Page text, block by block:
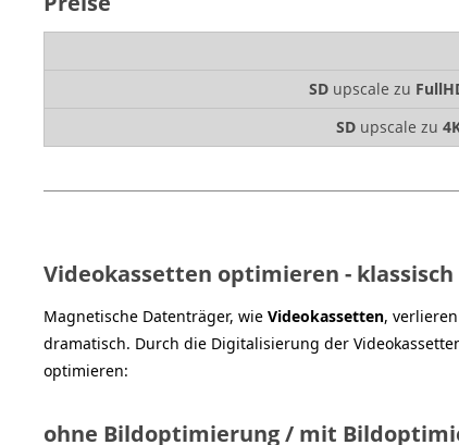
SD upscale zu
SD upscale zu
Videokassetten optimieren - klassisch
Magnetische Datenträger, wie Videokassetten,
dramatisch. Durch die Digitalisierung der
optimieren:
ohne Bildoptimierung / mit